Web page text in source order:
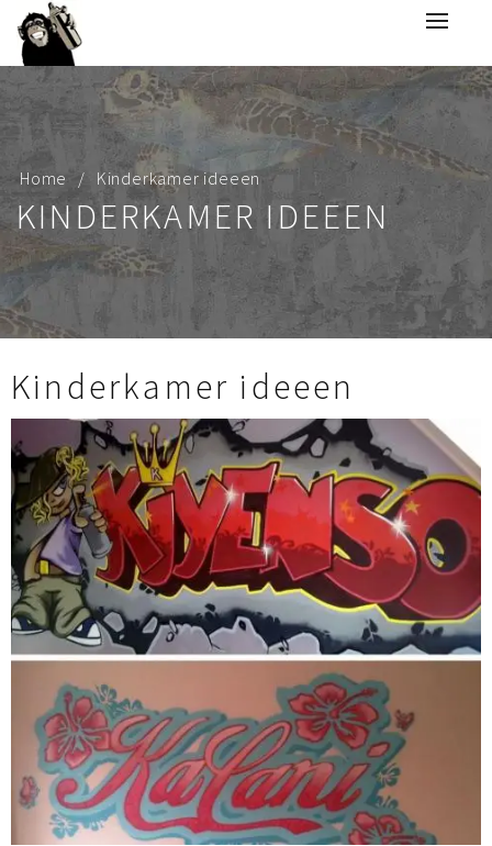
Home Kinderkamer ideeen
KINDERKAMER IDEEEN
Kinderkamer ideeen